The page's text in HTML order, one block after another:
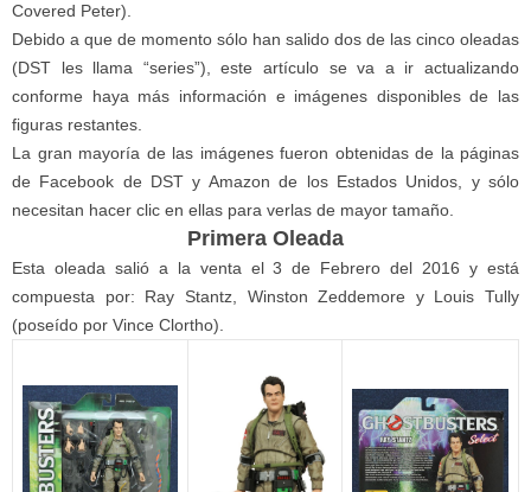
Covered Peter).
Debido a que de momento sólo han salido dos de las cinco oleadas
(DST les llama “series”), este artículo se va a ir actualizando
conforme haya más información e imágenes disponibles de las
figuras restantes.
La gran mayoría de las imágenes fueron obtenidas de la páginas
de Facebook de DST y Amazon de los Estados Unidos, y sólo
necesitan hacer clic en ellas para verlas de mayor tamaño.
Primera Oleada
Esta oleada salió a la venta el 3 de Febrero del 2016 y está
compuesta por: Ray Stantz, Winston Zeddemore y Louis Tully
(poseído por Vince Clortho).